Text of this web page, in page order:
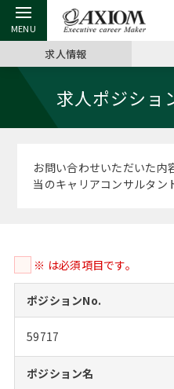
戻る
アクシアムの特長
サービス案内
戻る
キャリア支援 TOP
キャリアデザイン講座
（最新求人市場動向）
MBAの転職事例
MBAからのFAQ
MBA留学生数の推移
インターン受入企業一覧
戻る
転職ツール TOP
英文レジュメの書き方
よくある面接Q&A集
外資系／面接攻略のコツ
戻る
転職コラム TOP
“展”職相談室
転職成功への4つの鍵
キャリアに効く一冊
注目企業インタビュー
戻る
イベント・セミナー TOP
ジョブフェア
キャリアフォーラム
プロ経営者の特別セミナー
Career Talk Live
戻る
会社概要 TOP
沿革
採用情報
パブリシティ
ニュースリリース
求人情報
求人ポジショ
お問い合わせいただいた内
当のキャリアコンサルタン
※ は必須項目です。
ポジションNo.
59717
ポジション名